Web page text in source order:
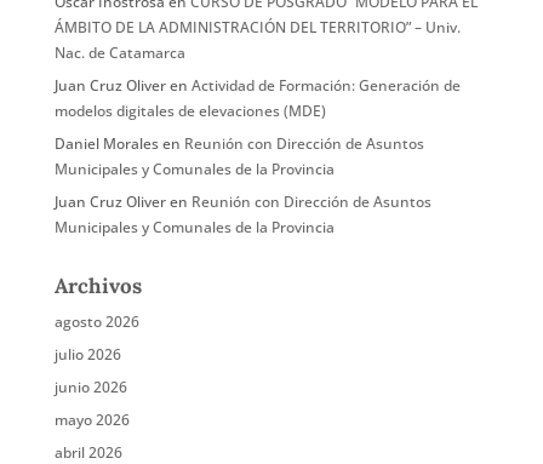
ÁMBITO DE LA ADMINISTRACIÓN DEL TERRITORIO” – Univ.
Nac. de Catamarca
Juan Cruz Oliveren Actividad de Formación: Generación de
modelos digitales de elevaciones (MDE)
Daniel Moralesen Reunión con Dirección de Asuntos
Municipales y Comunales de la Provincia
Juan Cruz Oliveren Reunión con Dirección de Asuntos
Municipales y Comunales de la Provincia
Archivos
agosto 2026
julio 2026
junio 2026
mayo 2026
abril 2026